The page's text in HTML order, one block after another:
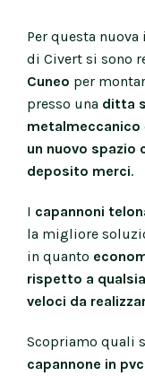
Per questa
di Civert si sono
Cuneo per
presso una ditta
metalmeccanico
un nuovo spazio
deposito merci.
I capannoni
la migliore
in quanto
rispetto a
veloci da
Scopriamo quali
capannone in